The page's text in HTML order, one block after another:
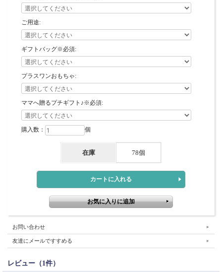
ご用途:
ギフトバッグ※必須:
プラスワンおもちゃ:
ママへ贈るプチギフト♪※必須:
購入数： 個
在庫 78個
お問い合わせ
友達にメールですすめる
レビュー（1件）